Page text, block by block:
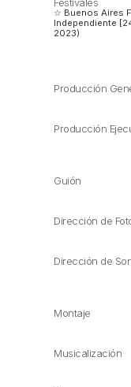
Festivales
☆ Buenos Aires
Independiente
2023)
Producción
Producción
Guión
Dirección de
Dirección de
Montaje
Musicalización